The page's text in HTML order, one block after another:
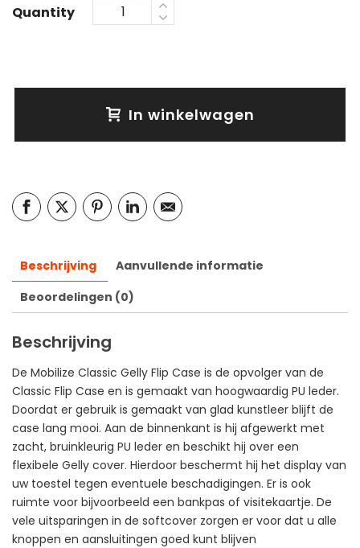
Quantity
In winkelwagen
Beschrijving
Aanvullende informatie
Beoordelingen (0)
Beschrijving
De Mobilize Classic Gelly Flip Case is de opvolger van de
Classic Flip Case en is gemaakt van hoogwaardig PU leder.
Doordat er gebruik is gemaakt van glad kunstleer blijft de
case lang mooi. Aan de binnenkant is hij afgewerkt met
zacht, bruinkleurig PU leder en beschikt hij over een
flexibele Gelly cover. Hierdoor beschermt hij het display van
uw toestel tegen eventuele beschadigingen. Er is ook
ruimte voor bijvoorbeeld een bankpas of visitekaartje. De
vele uitsparingen in de softcover zorgen er voor dat u alle
knoppen en aansluitingen goed kunt blijven